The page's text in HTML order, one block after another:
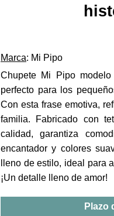
Marca: Mi Pipo
Chupete Mi Pipo
perfecto para los
Con esta frase emotiva,
familia. Fabricado con
calidad, garantiza
encantador y colores
lleno de estilo, ideal para
¡Un detalle lleno de amor!
Plazo